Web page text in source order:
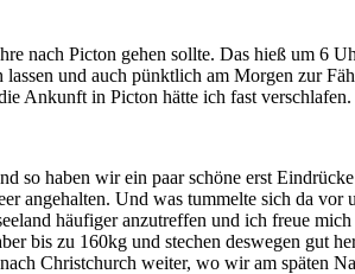
nach Picton gehen sollte. Das hieß um 6
und auch pünktlich am Morgen zur
Ankunft in Picton hätte ich fast verschlafen.
so haben wir ein paar schöne erst
Und was tummelte sich da vor
häufiger anzutreffen und ich freue
bis zu 160kg und stechen deswegen gut
Christchurch weiter, wo wir am späten